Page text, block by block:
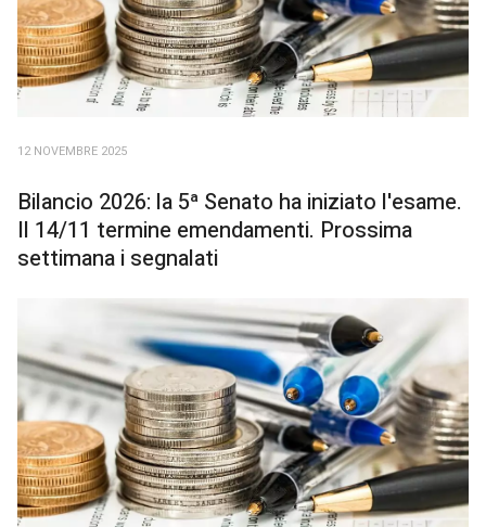
12 NOVEMBRE 2025
Bilancio 2026: la 5ª Senato ha iniziato l'esame.
Il 14/11 termine emendamenti. Prossima
settimana i segnalati